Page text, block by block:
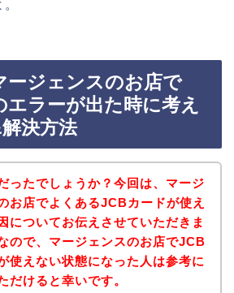
ージェンスのお店で
ラーが出た時に考え
決方法
ったでしょうか？今回は、マージ
お店でよくあるJCBカードが使え
についてお伝えさせていただきま
ので、マージェンスのお店でJCB
使えない状態になった人は参考に
だけると幸いです。